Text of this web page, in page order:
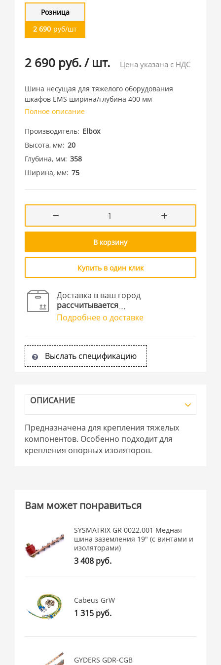
Розница
2 690 руб/шт
2 690 руб./ шт. Цена указана с НДС
Шина несущая для тяжелого оборудования
шкафов EMS ширина/глубина 400 мм
Полное описание
Производитель Elbox
Высота, мм 20
Глубина, мм 358
Ширина, мм 75
В корзину
Купить в один клик
Доставка в ваш город
рассчитывается
Подробнее о доставке
Выслать спецификацию
ОПИСАНИЕ
Предназначена для крепления тяжелых
компонентов. Особенно подходит для
крепления опорных изоляторов.
Вам может понравиться
SYSMATRIX GR 0022.001 Медная
шина заземления 19" (с винтами и
изоляторами)
3 408 руб.
Cabeus GrW
1 315 руб.
GYDERS GDR-CGB